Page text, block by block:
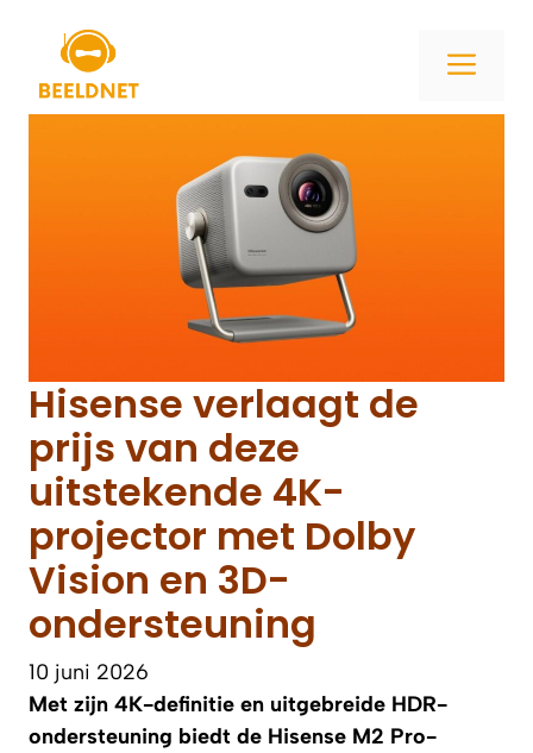
inhoud
Hisense verlaagt de
prijs van deze
uitstekende 4K-
projector met Dolby
Vision en 3D-
ondersteuning
10 juni 2026
Met zijn 4K-definitie en uitgebreide HDR-
ondersteuning biedt de Hisense M2 Pro-